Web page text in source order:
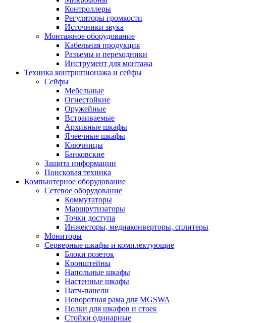
Контроллеры
Регуляторы громкости
Источники звука
Монтажное оборудование
Кабельная продукция
Разъемы и переходники
Инструмент для монтажа
Техника контршпионажа и сейфы
Сейфы
Мебельные
Огнестойкие
Оружейные
Встраиваемые
Архивные шкафы
Ячеечные шкафы
Ключницы
Банковские
Защита информации
Поисковая техника
Компьютерное оборудование
Сетевое оборудование
Коммутаторы
Маршрутизаторы
Точки доступа
Инжекторы, медиаконверторы, сплитеры
Мониторы
Серверные шкафы и комплектующие
Блоки розеток
Кронштейны
Напольные шкафы
Настенные шкафы
Патч-панели
Поворотная рама для MGSWA
Полки для шкафов и стоек
Стойки одинарные